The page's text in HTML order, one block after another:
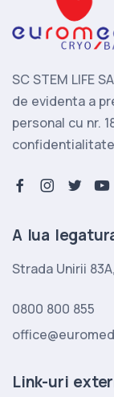
SC STEM LIFE
de evidenta a
personal cu nr.
facebook-f
instagram
twitter
A lua
Strada Unirii
0800 800 855
Link-uri